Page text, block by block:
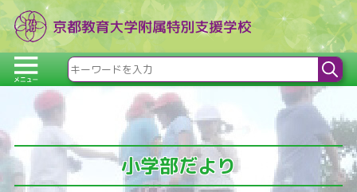
小学部だより